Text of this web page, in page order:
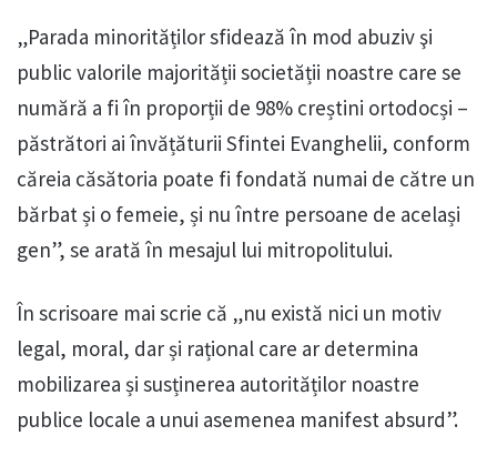
„Parada minorităților sfidează în mod abuziv şi
public valorile majorității societății noastre care se
numără a fi în proporții de 98% creștini ortodocși –
păstrători ai învățăturii Sfintei Evanghelii, conform
căreia căsătoria poate fi fondată numai de către un
bărbat și o femeie, și nu între persoane de același
gen”, se arată în mesajul lui mitropolitului.
În scrisoare mai scrie că „nu există nici un motiv
legal, moral, dar și rațional care ar determina
mobilizarea și susținerea autorităților noastre
publice locale a unui asemenea manifest absurd”.